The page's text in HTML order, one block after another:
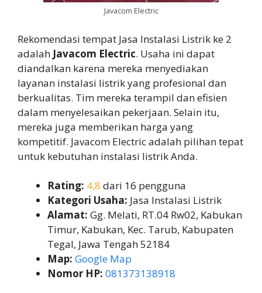
Javacom Electric
Rekomendasi tempat Jasa Instalasi Listrik ke 2
adalah Javacom Electric. Usaha ini dapat
diandalkan karena mereka menyediakan
layanan instalasi listrik yang profesional dan
berkualitas. Tim mereka terampil dan efisien
dalam menyelesaikan pekerjaan. Selain itu,
mereka juga memberikan harga yang
kompetitif. Javacom Electric adalah pilihan tepat
untuk kebutuhan instalasi listrik Anda.
Rating: 4,8 dari 16 pengguna
Kategori Usaha: Jasa Instalasi Listrik
Alamat: Gg. Melati, RT.04 Rw02, Kabukan
Timur, Kabukan, Kec. Tarub, Kabupaten
Tegal, Jawa Tengah 52184
Map: Google Map
Nomor HP: 081373138918